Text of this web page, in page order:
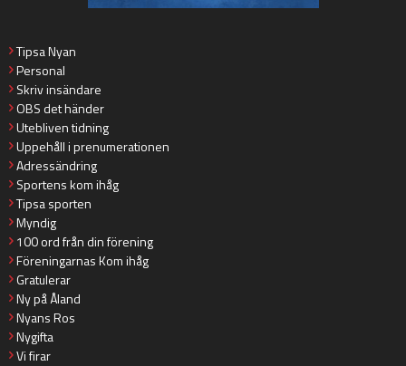
Tipsa Nyan
Personal
Skriv insändare
OBS det händer
Utebliven tidning
Uppehåll i prenumerationen
Adressändring
Sportens kom ihåg
Tipsa sporten
Myndig
100 ord från din förening
Föreningarnas Kom ihåg
Gratulerar
Ny på Åland
Nyans Ros
Nygifta
Vi firar